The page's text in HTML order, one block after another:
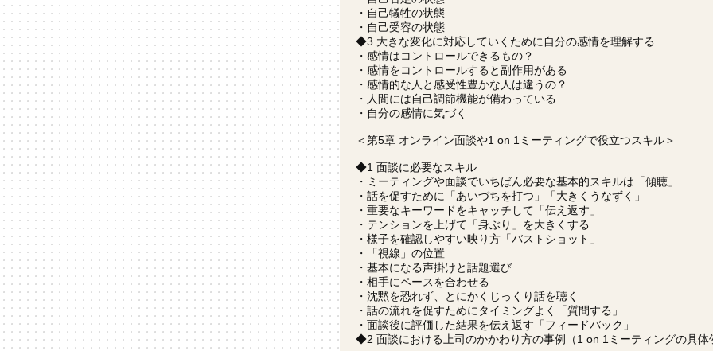
・自己犠牲の状態
・自己受容の状態
◆3 大きな変化に対応していくために自分の感情を理解する
・感情はコントロールできるもの？
・感情をコントロールすると副作用がある
・感情的な人と感受性豊かな人は違うの？
・人間には自己調節機能が備わっている
・自分の感情に気づく
＜第5章 オンライン面談や1 on 1ミーティングで役立つスキル＞
◆1 面談に必要なスキル
・ミーティングや面談でいちばん必要な基本的スキルは「傾聴」
・話を促すために「あいづちを打つ」「大きくうなずく」
・重要なキーワードをキャッチして「伝え返す」
・テンションを上げて「身ぶり」を大きくする
・様子を確認しやすい映り方「バストショット」
・「視線」の位置
・基本になる声掛けと話題選び
・相手にペースを合わせる
・沈黙を恐れず、とにかくじっくり話を聴く
・話の流れを促すためにタイミングよく「質問する」
・面談後に評価した結果を伝え返す「フィードバック」
◆2 面談における上司のかかわり方の事例（1 on 1ミーティングの具体